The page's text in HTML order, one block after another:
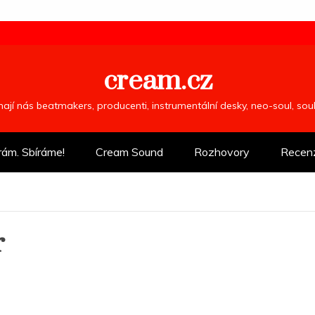
cream.cz
nás beatmakers, producenti, instrumentální desky, neo-soul,
Sbíráme! Cream Sound Rozhovory